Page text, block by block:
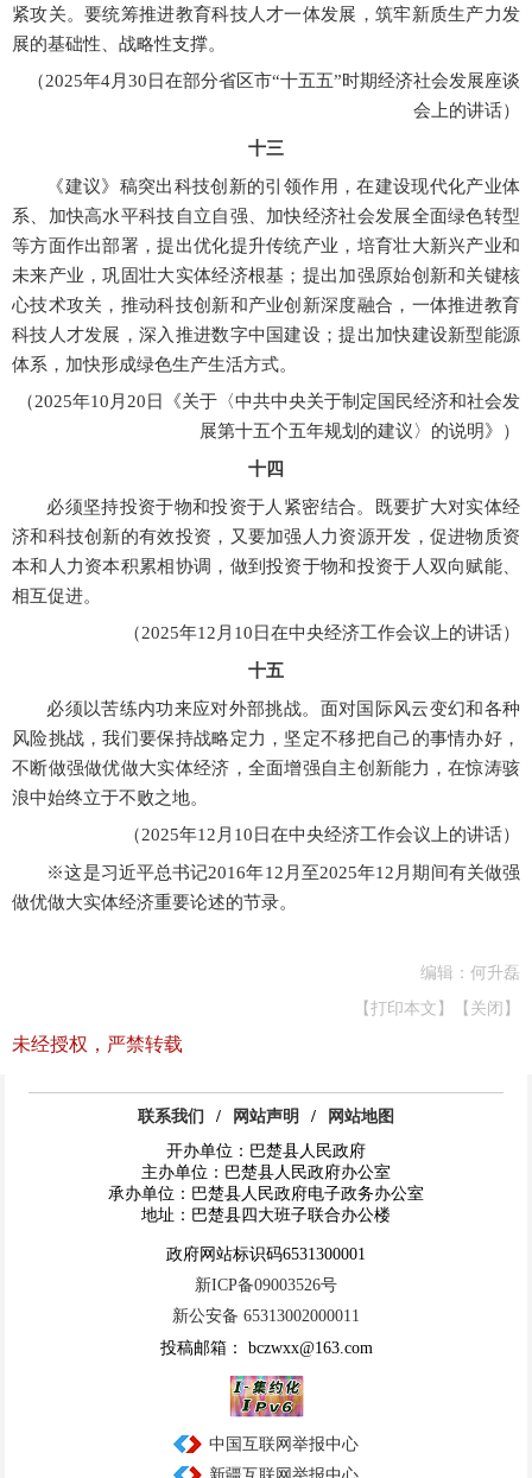
紧攻关。要统筹推进教育科技人才一体发展，筑牢新质生产力发
展的基础性、战略性支撑。
（2025年4月30日在部分省区市“十五五”时期经济社会发展座谈
会上的讲话）
十三
《建议》稿突出科技创新的引领作用，在建设现代化产业体
系、加快高水平科技自立自强、加快经济社会发展全面绿色转型
等方面作出部署，提出优化提升传统产业，培育壮大新兴产业和
未来产业，巩固壮大实体经济根基；提出加强原始创新和关键核
心技术攻关，推动科技创新和产业创新深度融合，一体推进教育
科技人才发展，深入推进数字中国建设；提出加快建设新型能源
体系，加快形成绿色生产生活方式。
（2025年10月20日《关于〈中共中央关于制定国民经济和社会发
展第十五个五年规划的建议〉的说明》）
十四
必须坚持投资于物和投资于人紧密结合。既要扩大对实体经
济和科技创新的有效投资，又要加强人力资源开发，促进物质资
本和人力资本积累相协调，做到投资于物和投资于人双向赋能、
相互促进。
（2025年12月10日在中央经济工作会议上的讲话）
十五
必须以苦练内功来应对外部挑战。面对国际风云变幻和各种
风险挑战，我们要保持战略定力，坚定不移把自己的事情办好，
不断做强做优做大实体经济，全面增强自主创新能力，在惊涛骇
浪中始终立于不败之地。
（2025年12月10日在中央经济工作会议上的讲话）
※这是习近平总书记2016年12月至2025年12月期间有关做强
做优做大实体经济重要论述的节录。
编辑：何升磊
【打印本文】
【关闭】
未经授权，严禁转载
联系我们 / 网站声明 /
网站地图
开办单位：巴楚县人民政府
主办单位：巴楚县人民政府办公室
承办单位：巴楚县人民政府电子政务办公室
地址：巴楚县四大班子联合办公楼
政府网站标识码6531300001
新ICP备09003526号
新公安备 65313002000011
投稿邮箱： bczwxx@163.com
中国互联网举报中心